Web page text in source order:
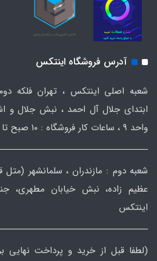
آدرس فروشگاه اینتکس
شعبه اصلی اینتکس ، تهران فلکه
واحد ۹ ، ساعات کار فروشگاه : ۱۰ صبح تا ۹ شب.
عظیم زاده، نبش خیابان مطهری،
اینتکس
(لطفا قبل از خرید و پرداخت نهایی